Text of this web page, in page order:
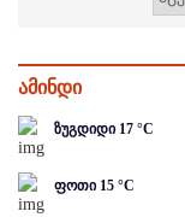
ამინდი
ზუგდიდი 17 °C
ფოთი 15 °C